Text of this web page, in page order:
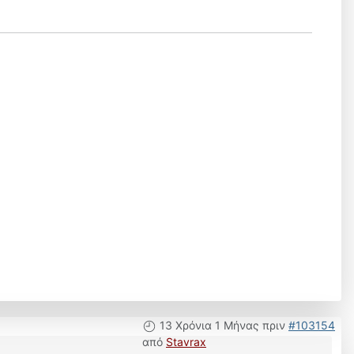
13 Χρόνια 1 Μήνας πριν #103154
από Stavrax